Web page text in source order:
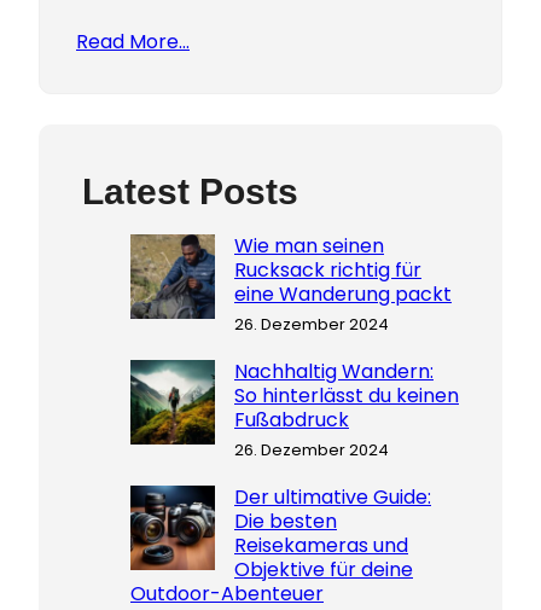
Read More…
Latest Posts
Wie man seinen
Rucksack richtig für
eine Wanderung packt
26. Dezember 2024
Nachhaltig Wandern:
So hinterlässt du keinen
Fußabdruck
26. Dezember 2024
Der ultimative Guide:
Die besten
Reisekameras und
Objektive für deine
Outdoor-Abenteuer